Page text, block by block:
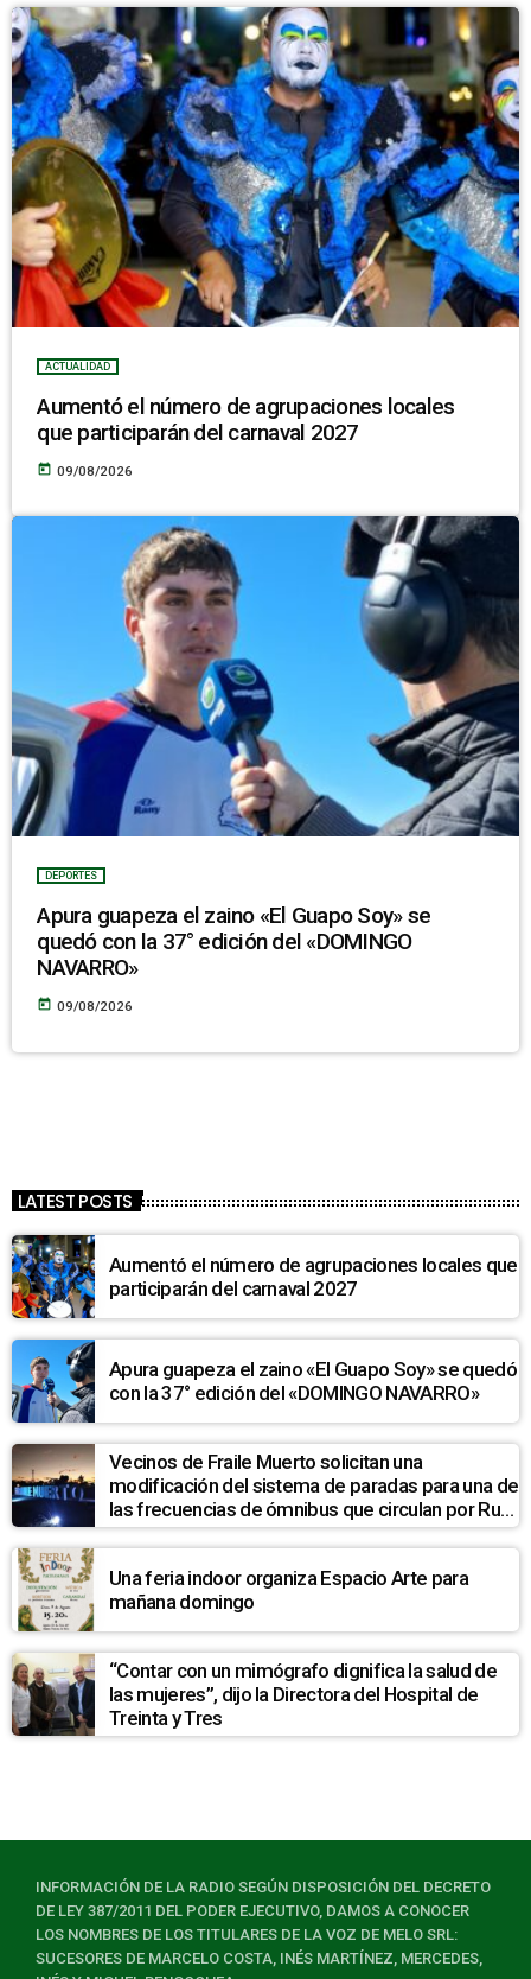
ACTUALIDAD
Aumentó el número de agrupaciones locales
que participarán del carnaval 2027
today 09/08/2026
DEPORTES
Apura guapeza el zaino «El Guapo Soy» se
quedó con la 37° edición del «DOMINGO
NAVARRO»
today 09/08/2026
LATEST POSTS
Aumentó el número de agrupaciones locales que
participarán del carnaval 2027
Apura guapeza el zaino «El Guapo Soy» se quedó
con la 37° edición del «DOMINGO NAVARRO»
Vecinos de Fraile Muerto solicitan una
modificación del sistema de paradas para una de
las frecuencias de ómnibus que circulan por Ruta
7
Una feria indoor organiza Espacio Arte para
mañana domingo
“Contar con un mimógrafo dignifica la salud de
las mujeres”, dijo la Directora del Hospital de
Treinta y Tres
INFORMACIÓN DE LA RADIO SEGÚN DISPOSICIÓN DEL DECRETO
DE LEY 387/2011 DEL PODER EJECUTIVO, DAMOS A CONOCER
LOS NOMBRES DE LOS TITULARES DE LA VOZ DE MELO SRL:
SUCESORES DE MARCELO COSTA, INÉS MARTÍNEZ, MERCEDES,